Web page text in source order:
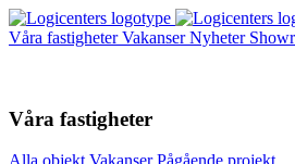
Våra fastigheterVakanserNyheter
Våra fastigheter